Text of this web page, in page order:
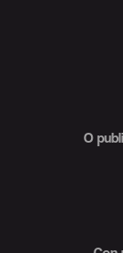
O